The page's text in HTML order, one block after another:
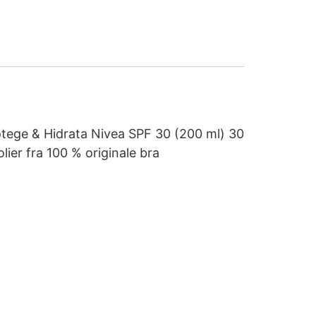
& Hidrata Nivea SPF 30 (200 ml) 30
fra 100 % originale bra